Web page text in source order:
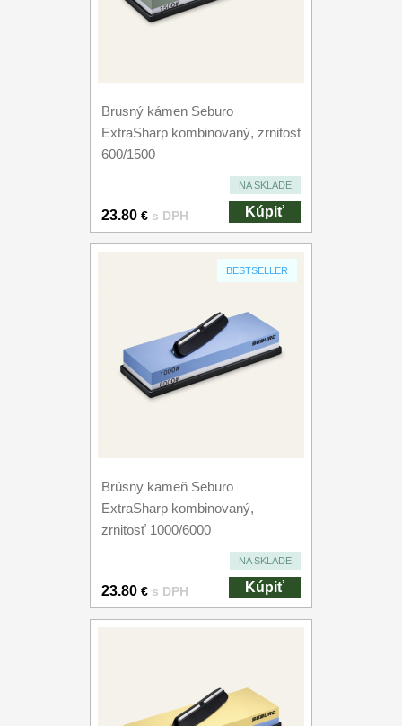
Brusný kámen Seburo
ExtraSharp kombinovaný, zrnitost
600/1500
NA SKLADE
23.80 € s DPH Kúpiť
BESTSELLER
Brúsny kameň Seburo
ExtraSharp kombinovaný,
zrnitosť 1000/6000
NA SKLADE
23.80 € s DPH Kúpiť